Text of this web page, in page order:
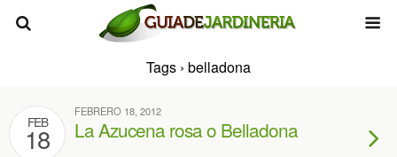
Tags › belladona
FEB
18
FEBRERO 18, 2012
La Azucena rosa o Belladona